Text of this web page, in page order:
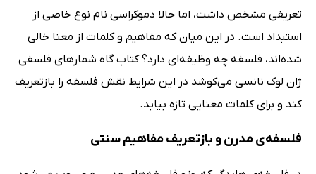
تعریفی مشخص داشت، اما حالا دموکراسی نام نوع خاصی از
استبداد است. در این میان که مفاهیم و کلمات از معنا خالی
شده‌اند، فلسفه چه وظیفه‌ای دارد؟ کتاب گاه شمارهای فلسفی
ژان لوک نانسی می‌کوشد در این شرایط نقش فلسفه را بازتعریف
کند و برای کلمات معنایی تازه بیابد.
فلسفه‌ی مدرن و بازتعریف مفاهیم سنتی